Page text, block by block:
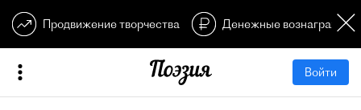
Продвижение творчества Денежные
Войти